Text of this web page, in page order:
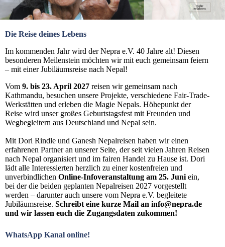
Die Reise deines Lebens
Im kommenden Jahr wird der Nepra e.V. 40 Jahre alt! Diesen
besonderen Meilenstein möchten wir mit euch gemeinsam feiern
– mit einer Jubiläumsreise nach Nepal!
Vom 9. bis 23. April 2027 reisen wir gemeinsam nach
Kathmandu, besuchen unsere Projekte, verschiedene Fair-Trade-
Werkstätten und erleben die Magie Nepals. Höhepunkt der
Reise wird unser großes Geburtstagsfest mit Freunden und
Wegbegleitern aus Deutschland und Nepal sein.
Mit Dori Rindle und Ganesh Nepalreisen haben wir einen
erfahrenen Partner an unserer Seite, der seit vielen Jahren Reisen
nach Nepal organisiert und im fairen Handel zu Hause ist. Dori
lädt alle Interessierten herzlich zu einer kostenfreien und
unverbindlichen Online-Infoveranstaltung am 25. Juni ein,
bei der die beiden geplanten Nepalreisen 2027 vorgestellt
werden – darunter auch unsere vom Nepra e.V. begleitete
Jubiläumsreise. Schreibt eine kurze Mail an info@nepra.de
und wir lassen euch die Zugangsdaten zukommen!
WhatsApp Kanal online!